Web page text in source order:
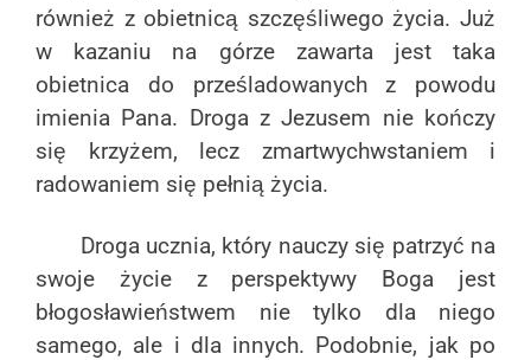
również z obietnicą szczęśliwego życia. Już
w kazaniu na górze zawarta jest taka
obietnica do prześladowanych z powodu
imienia Pana. Droga z Jezusem nie kończy
się krzyżem, lecz zmartwychwstaniem i
radowaniem się pełnią życia.
Droga ucznia, który nauczy się patrzyć na
swoje życie z perspektywy Boga jest
błogosławieństwem nie tylko dla niego
samego, ale i dla innych. Podobnie, jak po